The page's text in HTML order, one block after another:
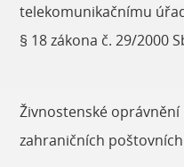
telekomunikačnímu
§ 18 zákona č. 29/2000
Živnostenské
zahraničních